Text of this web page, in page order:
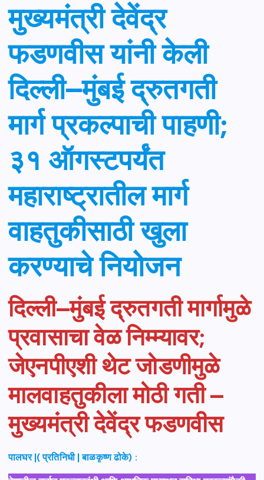
मुख्यमंत्री देवेंद्र
फडणवीस यांनी केली
दिल्ली–मुंबई द्रुतगती
मार्ग प्रकल्पाची पाहणी;
३१ ऑगस्टपर्यंत
महाराष्ट्रातील मार्ग
वाहतुकीसाठी खुला
करण्याचे नियोजन
दिल्ली–मुंबई द्रुतगती मार्गामुळे
प्रवासाचा वेळ निम्म्यावर;
जेएनपीएशी थेट जोडणीमुळे
मालवाहतुकीला मोठी गती –
मुख्यमंत्री देवेंद्र फडणवीस
पालघर |( प्रतिनिधी | बाळकृष्ण ढोके) :